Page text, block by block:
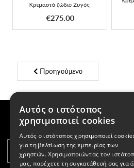
Κρεμαστό ζώδιο Ζυγός
€275.00
ΑΠΟΚΤΗΣΕ ΤΟ
Προηγούμενο
Αυτός ο ιστότοπος
χρησιμοποιεί cookies
Αυτός ο ιστότοπος χρησιμοποιεί
για τη βελτίωση της εμπειρίας των
χρηστών. Χρησιμοποιώντας τον
μας, παρέχετε τη συγκατάθεσή σας για